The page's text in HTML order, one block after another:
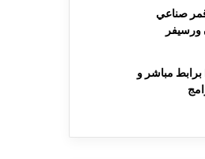
صناعي
ورسيفر
تحميل نسخة MacOS Sierra برابط مباشر و